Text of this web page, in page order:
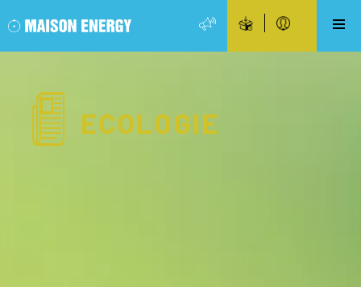
ECOLOGIE